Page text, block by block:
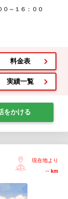
０～１６：００
料金表
実績一覧
をかける
現在地より
-- km